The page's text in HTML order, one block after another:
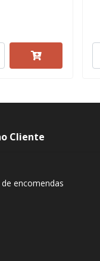
Cliente
encomendas